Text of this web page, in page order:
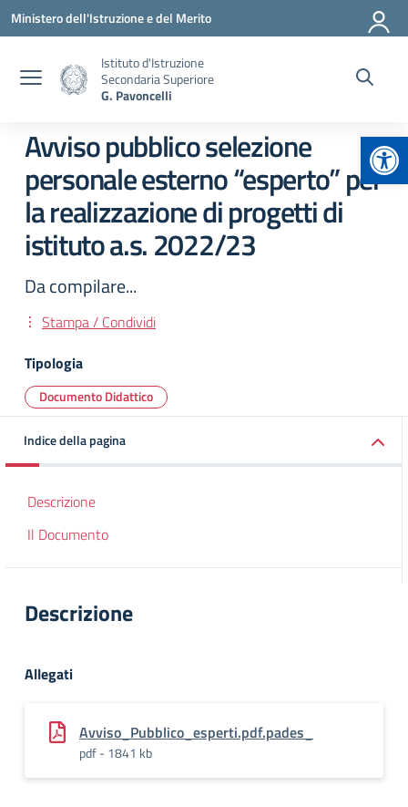
Vai ai contenuti
Vai al menu di navigazione
Vai al footer
Ministero dell'Istruzione e del Merito
Istituto d'Istruzione
Secondaria Superiore
G. Pavoncelli
Avviso pubblico selezione
personale esterno “esperto” per
la realizzazione di progetti di
istituto a.s. 2022/23
Da compilare...
Stampa / Condividi
Tipologia
Documento Didattico
Indice della pagina
Descrizione
Il Documento
Descrizione
Allegati
Avviso_Pubblico_esperti.pdf.pades_
pdf - 1841 kb